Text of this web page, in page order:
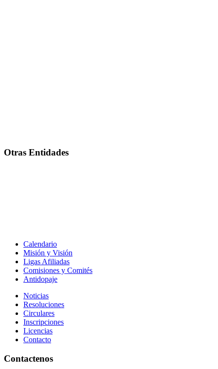
Otras Entidades
Calendario
Misión y Visión
Ligas Afiliadas
Comisiones y Comités
Antidopaje
Noticias
Resoluciones
Circulares
Inscripciones
Licencias
Contacto
Contactenos